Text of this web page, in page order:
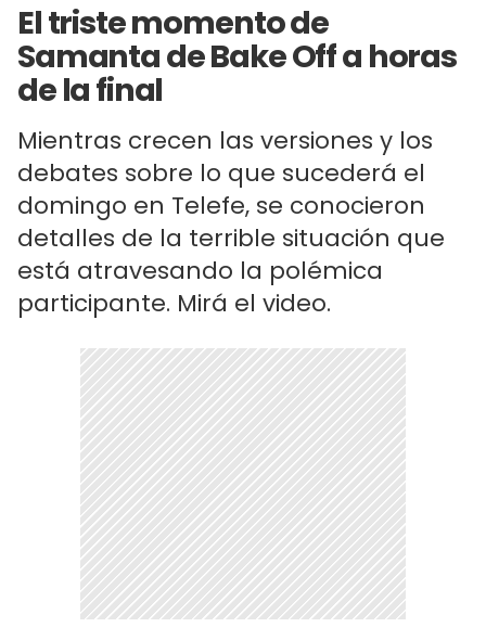
El triste momento de
Samanta de Bake Off a horas
de la final
Mientras crecen las versiones y los
debates sobre lo que sucederá el
domingo en Telefe, se conocieron
detalles de la terrible situación que
está atravesando la polémica
participante. Mirá el video.